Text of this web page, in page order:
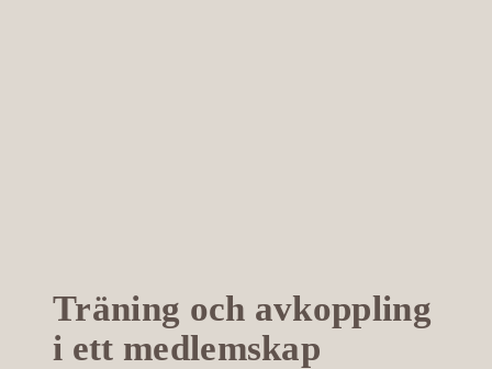
Träning och avkoppling
i ett medlemskap